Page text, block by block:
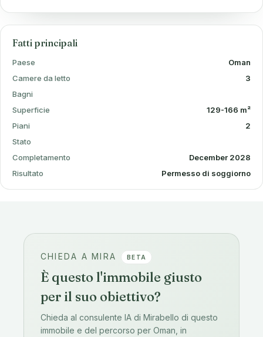
Fatti principali
Paese
Oman
Camere da letto
3
Bagni
Superficie
129-166 m²
Piani
2
Stato
Completamento
December 2028
Risultato
Permesso di soggiorno
CHIEDA A MIRA BETA
È questo l'immobile giusto
per il suo obiettivo?
Chieda al consulente IA di Mirabello di questo
immobile e del percorso per Oman, in